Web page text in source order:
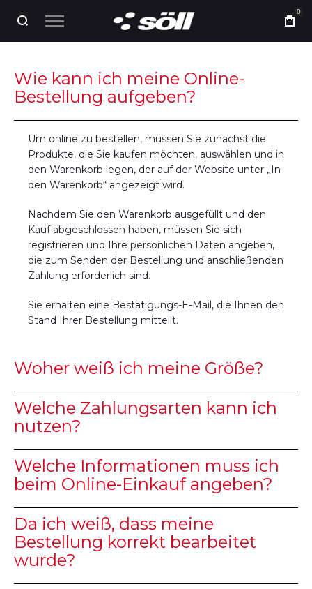
0
Wie kann ich meine Online-
Bestellung aufgeben?
Um online zu bestellen, müssen Sie zunächst die
Produkte, die Sie kaufen möchten, auswählen und in
den Warenkorb legen, der auf der Website unter „In
den Warenkorb“ angezeigt wird.
Nachdem Sie den Warenkorb ausgefüllt und den
Kauf abgeschlossen haben, müssen Sie sich
registrieren und Ihre persönlichen Daten angeben,
die zum Senden der Bestellung und anschließenden
Zahlung erforderlich sind.
Sie erhalten eine Bestätigungs-E-Mail, die Ihnen den
Stand Ihrer Bestellung mitteilt.
Woher weiß ich meine Größe?
Welche Zahlungsarten kann ich
nutzen?
Welche Informationen muss ich
beim Online-Einkauf angeben?
Da ich weiß, dass meine
Bestellung korrekt bearbeitet
wurde?